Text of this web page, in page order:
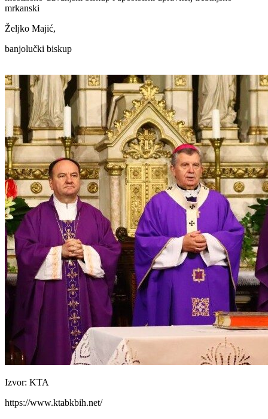
mrkanski
Željko Majić,
banjolučki biskup
Izvor: KTA
https://www.ktabkbih.net/